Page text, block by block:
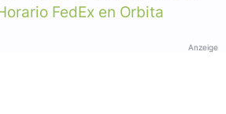
FedEx en Orbita
Anzeige